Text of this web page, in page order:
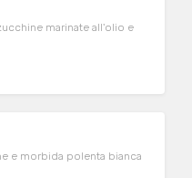
marinate all'olio e
e morbida polenta bianca